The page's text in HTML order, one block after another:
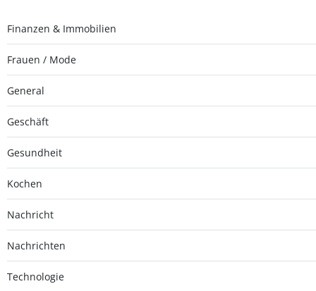
Finanzen & Immobilien
Frauen / Mode
General
Geschäft
Gesundheit
Kochen
Nachricht
Nachrichten
Technologie